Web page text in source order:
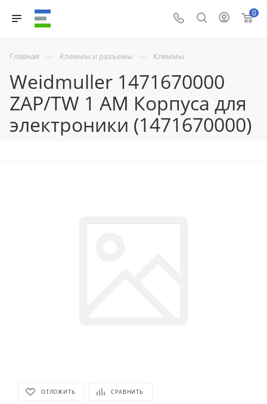
0
Главная — Клеммы и разъемы — Клеммы
Weidmuller 1471670000
ZAP/TW 1 AM Корпуса для
электроники (1471670000)
ОТЛОЖИТЬ СРАВНИТЬ